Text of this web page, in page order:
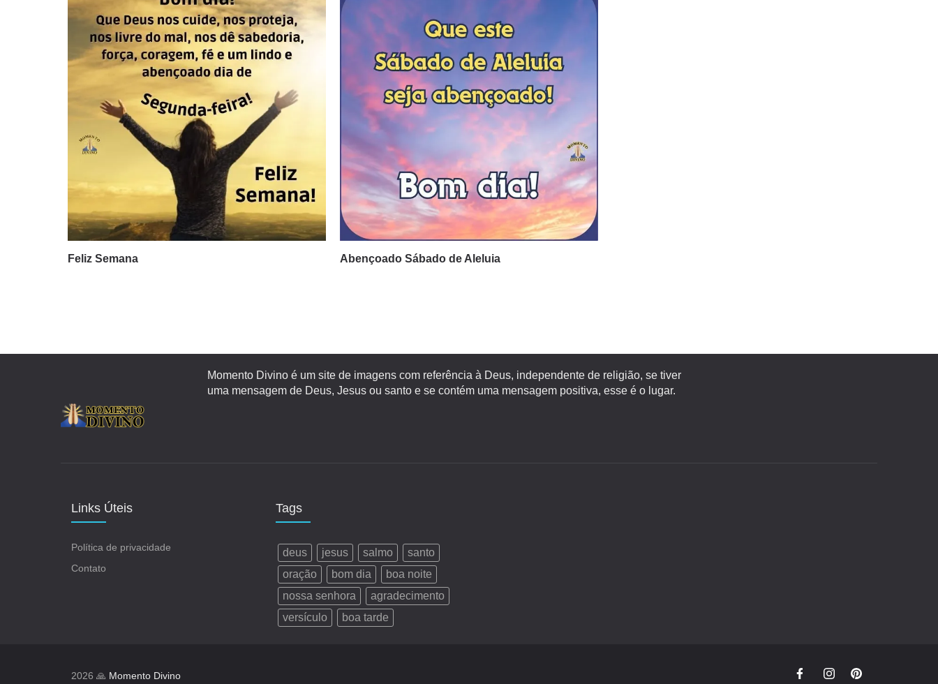
Feliz Semana Abençoado Sábado de Aleluia
Momento Divino é um site de imagens com referência à Deus, independente de religião, se tiver
uma mensagem de Deus, Jesus ou santo e se contém uma mensagem positiva, esse é o lugar.
Links Úteis
Política de privacidade
Contato
Tags
deus jesus salmo
santo
oração
bom dia
boa noite
nossa senhora
agradecimento
versículo
boa tarde
2026 🙏 Momento Divino